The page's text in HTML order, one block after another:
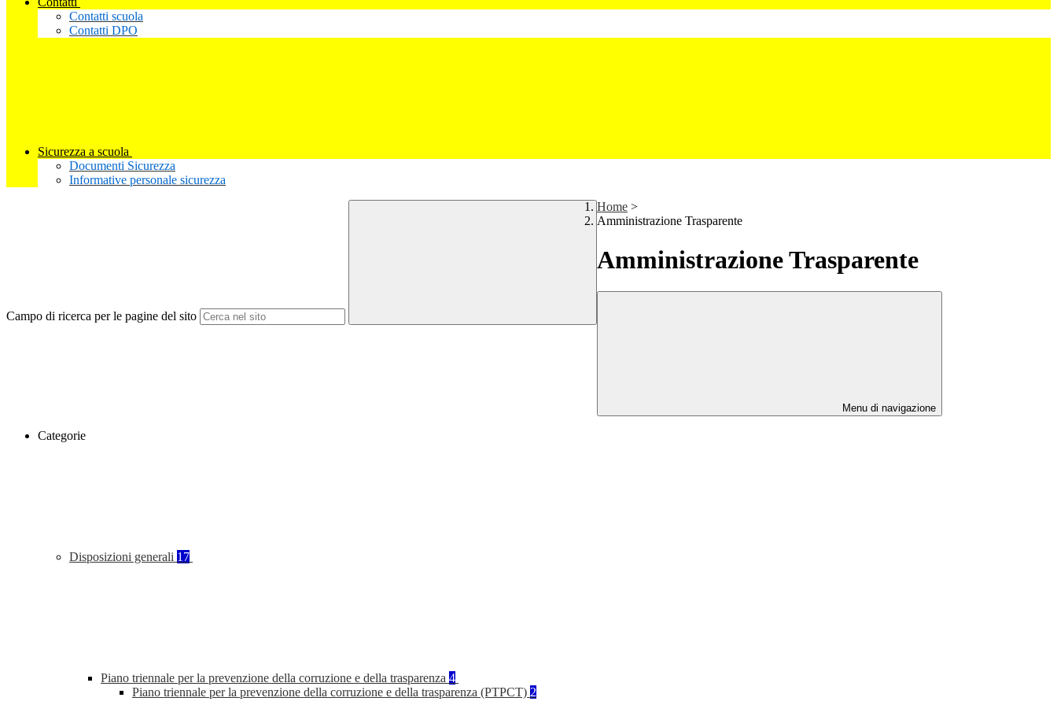
Contatti scuola
Contatti DPO
Sicurezza a scuola
Documenti Sicurezza
Informative personale sicurezza
Campo di ricerca per le pagine del sito
Home >
Amministrazione Trasparente
Amministrazione Trasparente
Menu di navigazione
Categorie
Disposizioni generali 17
Piano triennale per la prevenzione della corruzione e della trasparenza 4
Piano triennale per la prevenzione della corruzione e della trasparenza (PTPCT) 2